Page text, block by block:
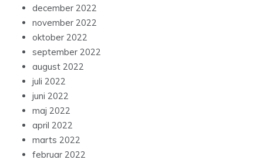
december 2022
november 2022
oktober 2022
september 2022
august 2022
juli 2022
juni 2022
maj 2022
april 2022
marts 2022
februar 2022